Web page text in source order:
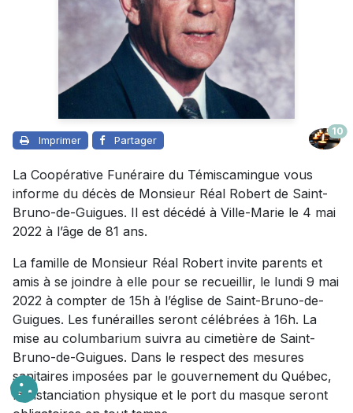
Imprimer Partager
10
La Coopérative Funéraire du Témiscamingue vous
informe du décès de Monsieur Réal Robert de Saint-
Bruno-de-Guigues. Il est décédé à Ville-Marie le 4 mai
2022 à l’âge de 81 ans.
La famille de Monsieur Réal Robert invite parents et
amis à se joindre à elle pour se recueillir, le lundi 9 mai
2022 à compter de 15h à l’église de Saint-Bruno-de-
Guigues. Les funérailles seront célébrées à 16h. La
mise au columbarium suivra au cimetière de Saint-
Bruno-de-Guigues. Dans le respect des mesures
sanitaires imposées par le gouvernement du Québec,
la distanciation physique et le port du masque seront